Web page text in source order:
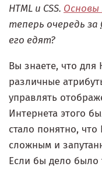
HTML и CSS. Основы
теперь очередь за
его едят?
Вы знаете, что для
различные
управлять
Интернета этого
стало понятно,
сложным и
Если бы дело было